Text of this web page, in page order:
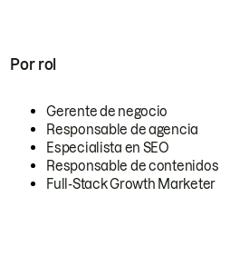
Por rol
Gerente de negocio
Responsable de agencia
Especialista en SEO
Responsable de contenidos
Full-Stack Growth Marketer